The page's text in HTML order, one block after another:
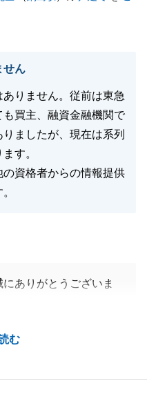
せん
りません。従前は東急
買主、融資金融機関で
ましたが、現在は系列
す。
資格者からの情報提供
む
ありがとうございま
よろしくお願い申し上